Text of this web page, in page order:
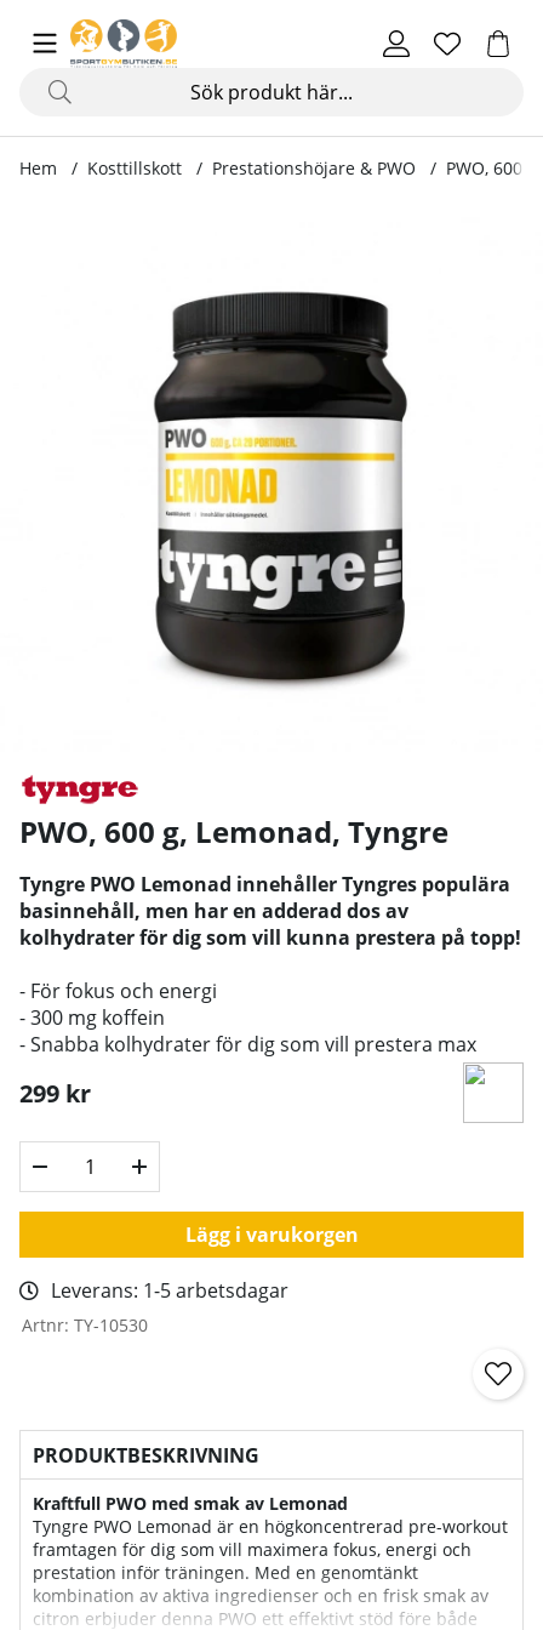
Hem Kosttillskott Prestationshöjare & PWO PWO, 600
PWO, 600 g, Lemonad, Tyngre
Tyngre PWO Lemonad innehåller Tyngres populära
basinnehåll, men har en adderad dos av
kolhydrater för dig som vill kunna prestera på topp!
- För fokus och energi
- 300 mg koffein
- Snabba kolhydrater för dig som vill prestera max
299 kr
Lägg i varukorgen
Leverans: 1-5 arbetsdagar
Artnr: TY-10530
PRODUKTBESKRIVNING
Kraftfull PWO med smak av Lemonad
Tyngre PWO Lemonad är en högkoncentrerad pre-workout
framtagen för dig som vill maximera fokus, energi och
prestation inför träningen. Med en genomtänkt
kombination av aktiva ingredienser och en frisk smak av
citron erbjuder denna PWO ett effektivt stöd före både